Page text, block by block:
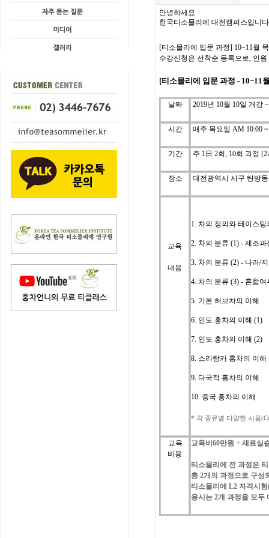
안녕하세요
한국티소믈리에 대전캠퍼스입니
[티소믈리에 입문 과정] 10~11월
수강신청은 선착순 등록으로, 인원
[티소믈리에 입문 과정 - 10~11
날짜 2019년 10월 10일 개강
시간 매주 목요일 AM 10:00
기간 주 1日 2회, 10회 과정 [2
장소 대전광역시 서구 탄방
교육
내용
1. 차의 정의와 테이스팅
2. 차의 분류 (1) - 제조과
3. 차의 분류 (2) - 나라/
4. 차의 분류 (3) - 혼합
5. 기본 허브차의 이해
6. 인도 홍차의 이해 (1)
7. 인도 홍차의 이해 (2)
8. 스리랑카 홍차의 이해
9. 다국적 홍차의 이해
10. 중국 홍차의 이해
* 각 종류별 다양한 시음
교육
비용
교육비60만원 +재료실
티소믈리에 전 과정은
총 2개의 과정으로 구성
티소믈리에 L2 자격시
응시는 2개 과정을 모두